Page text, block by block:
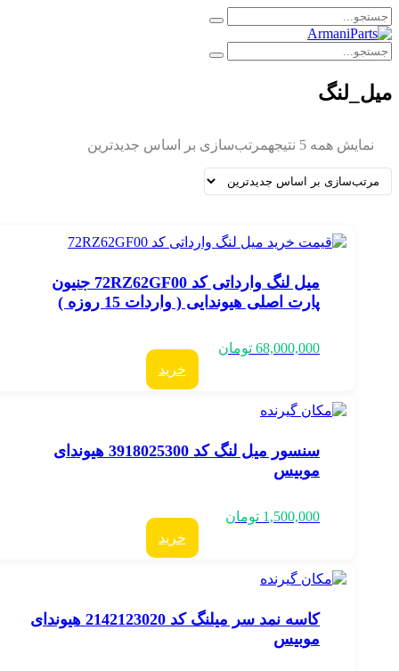
نمایش همه 5 نتیجه مرتب‌سازی بر اساس جدیدترین
میل لنگ وارداتی کد 72RZ62GF00 جنیون
پارت اصلی هیوندایی ( واردات 15 روزه )
68,000,000 تومان
خرید
سنسور میل لنگ کد 3918025300 هیوندای
موبیس
1,500,000 تومان
خرید
کاسه نمد سر میلنگ کد 2142123020 هیوندای
موبیس